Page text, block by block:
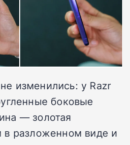
изменились: у Razr
боковые
— золотая
в разложенном виде и